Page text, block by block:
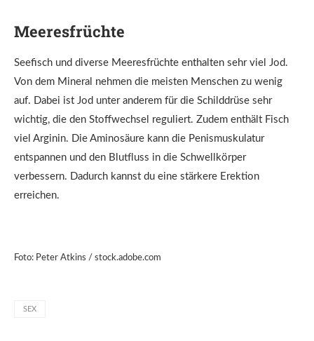
Meeresfrüchte
Seefisch und diverse Meeresfrüchte enthalten sehr viel Jod.
Von dem Mineral nehmen die meisten Menschen zu wenig
auf. Dabei ist Jod unter anderem für die Schilddrüse sehr
wichtig, die den Stoffwechsel reguliert. Zudem enthält Fisch
viel Arginin. Die Aminosäure kann die Penismuskulatur
entspannen und den Blutfluss in die Schwellkörper
verbessern. Dadurch kannst du eine stärkere Erektion
erreichen.
Foto: Peter Atkins / stock.adobe.com
SEX